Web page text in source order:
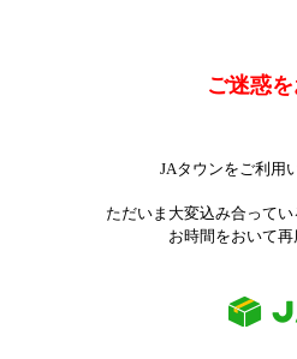
ご迷惑
JAタウンをご利用
ただいま大変込み合って
お時間をおいて